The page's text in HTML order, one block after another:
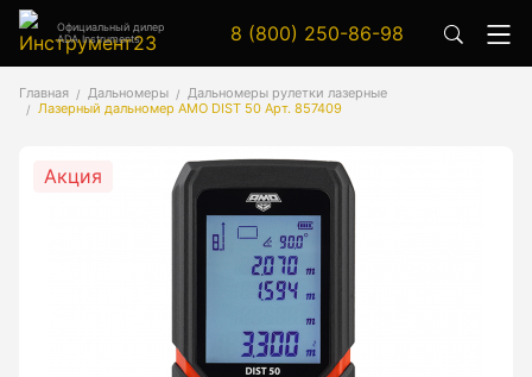
Официальный дилер
ADA Instruments
8 (800) 250-86-98
Главная Дальномеры
Дальномеры рулетки лазерные
Лазерный дальномер AMO DIST 50 Арт. 857409
Акция
Аксессуары
Аксессуары к геодезическим приборам
Генератор сигналов
Генератор сигналов специальной формы